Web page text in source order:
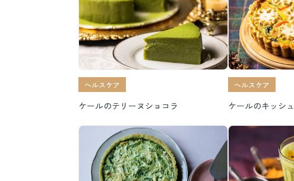
ヘルスケア
ケールのテリーヌショコラ
ヘルスケア
ケールのキッシュ